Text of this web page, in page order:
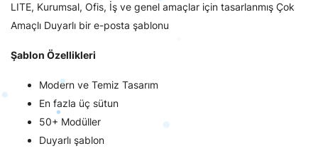
LITE, Kurumsal, Ofis, İş ve genel amaçlar için tasarlanmış Çok
Amaçlı Duyarlı bir e-posta şablonu
Şablon Özellikleri
Modern ve Temiz Tasarım
En fazla üç sütun
50+ Modüller
Duyarlı şablon